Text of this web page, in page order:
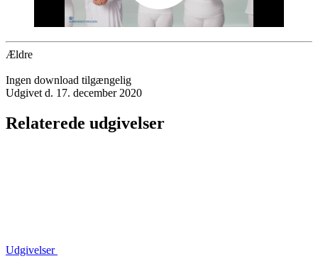
Ældre
Ingen download tilgængelig
Udgivet d. 17. december 2020
Relaterede udgivelser
Udgivelser